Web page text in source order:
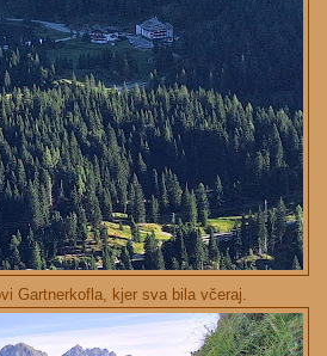
Gartnerkofla, kjer sva bila včeraj.